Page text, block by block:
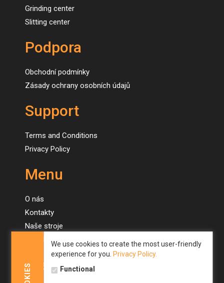
We use cookies to create the most user-friendly
experience for you. Privacy Policy.
Functional
Grinding center
Slitting center
Podpora
Obchodní podmínky
Zásady ochrany osobních údajů
Support
Terms and Conditions
Privacy Policy
Menu
O nás
Kontakty
Naše stroje
Menu